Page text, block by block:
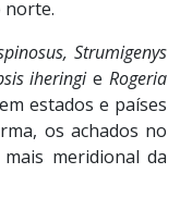
norte.
Strumigenys
iheringie Rogeria
estados e países
os achados no
meridional da